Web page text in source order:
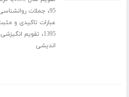
95، جملات
عبارات تاکیدی و
1395، تقویم انگیزشی
اندیشی